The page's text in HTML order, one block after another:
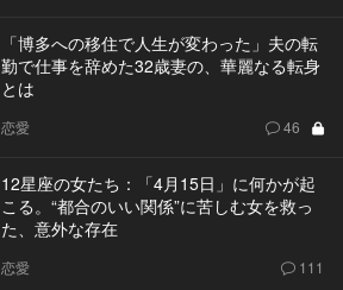
「博多への移住で人生が変わった」夫の転
勤で仕事を辞めた32歳妻の、華麗なる転身
とは
恋愛 46
12星座の女たち：「4月15日」に何かが起
こる。“都合のいい関係”に苦しむ女を救っ
た、意外な存在
恋愛 111